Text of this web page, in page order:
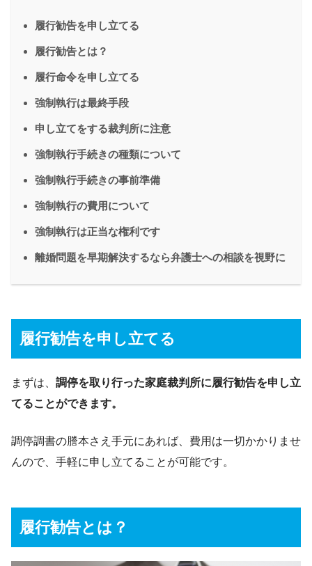
履行勧告を申し立てる
履行勧告とは？
履行命令を申し立てる
強制執行は最終手段
申し立てをする裁判所に注意
強制執行手続きの種類について
強制執行手続きの事前準備
強制執行の費用について
強制執行は正当な権利です
離婚問題を早期解決するなら弁護士への相談を視野に
履行勧告を申し立てる
まずは、 調停を取り行った家庭裁判所に履行勧告を申し立
てることができます。
調停調書の謄本さえ手元にあれば、費用は一切かかりませ
んので、手軽に申し立てることが可能です。
履行勧告とは？